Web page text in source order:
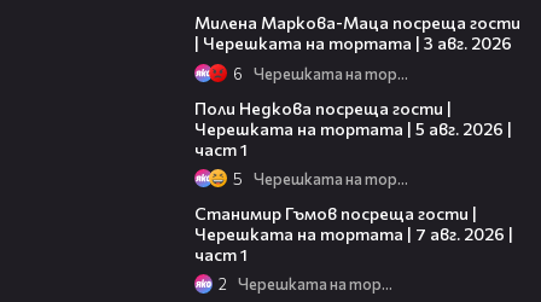
Милена Маркова-Маца посреща гости
| Черешката на тортата | 3 авг. 2026
6 Черешката на тортата
Поли Недкова посреща гости |
Черешката на тортата | 5 авг. 2026 |
част 1
5 Черешката на тортата
Станимир Гъмов посреща гости |
Черешката на тортата | 7 авг. 2026 |
част 1
2 Черешката на тортата